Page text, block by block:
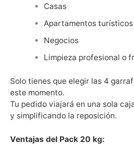
Casas
Apartamentos turísticos
Negocios
Limpieza profesional o
Solo tienes que elegir las 4
este momento.
Tu pedido viajará en una sola
y simplificando la reposición.
Ventajas del Pack 20 kg: